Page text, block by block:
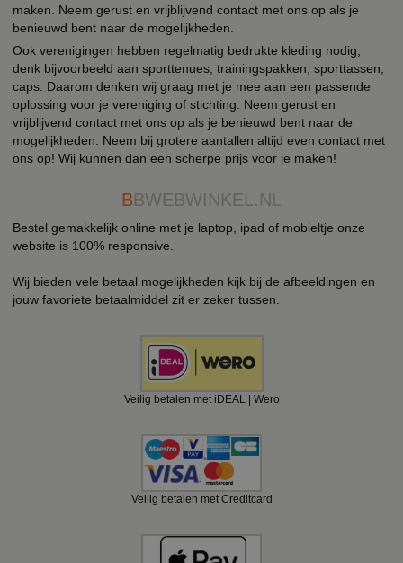
maken. Neem gerust en vrijblijvend contact met ons op als je
benieuwd bent naar de mogelijkheden.
Ook verenigingen hebben regelmatig bedrukte kleding nodig,
denk bijvoorbeeld aan sporttenues, trainingspakken, sporttassen,
caps. Daarom denken wij graag met je mee aan een passende
oplossing voor je vereniging of stichting. Neem gerust en
vrijblijvend contact met ons op als je benieuwd bent naar de
mogelijkheden. Neem bij grotere aantallen altijd even contact met
ons op! Wij kunnen dan een scherpe prijs voor je maken!
BBWEBWINKEL.NL
Bestel gemakkelijk online met je laptop, ipad of mobieltje onze
website is 100% responsive.
Wij bieden vele betaal mogelijkheden kijk bij de afbeeldingen en
jouw favoriete betaalmiddel zit er zeker tussen.
Veilig betalen met iDEAL | Wero
Veilig betalen met Creditcard